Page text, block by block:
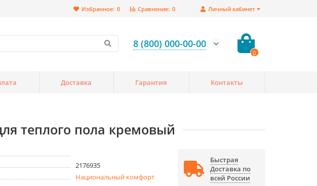
Личный кабинет
Сравнение: 0
Избранное: 0
8 (800) 000-00-00
0
Доставка Гарантия Контакты
теплого пола кремовый
2176935
Национальный комфорт
Быстрая
Доставка по
всей России